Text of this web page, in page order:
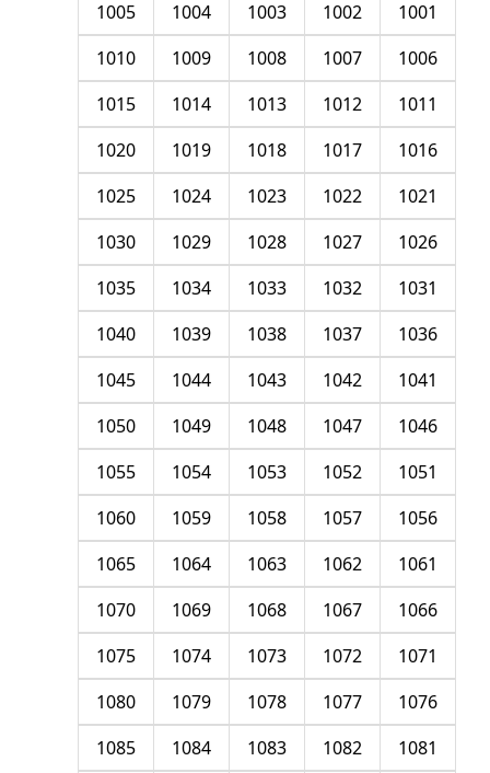
1001
1002
1003
1004
1005
1006
1007
1008
1009
1010
1011
1012
1013
1014
1015
1016
1017
1018
1019
1020
1021
1022
1023
1024
1025
1026
1027
1028
1029
1030
1031
1032
1033
1034
1035
1036
1037
1038
1039
1040
1041
1042
1043
1044
1045
1046
1047
1048
1049
1050
1051
1052
1053
1054
1055
1056
1057
1058
1059
1060
1061
1062
1063
1064
1065
1066
1067
1068
1069
1070
1071
1072
1073
1074
1075
1076
1077
1078
1079
1080
1081
1082
1083
1084
1085